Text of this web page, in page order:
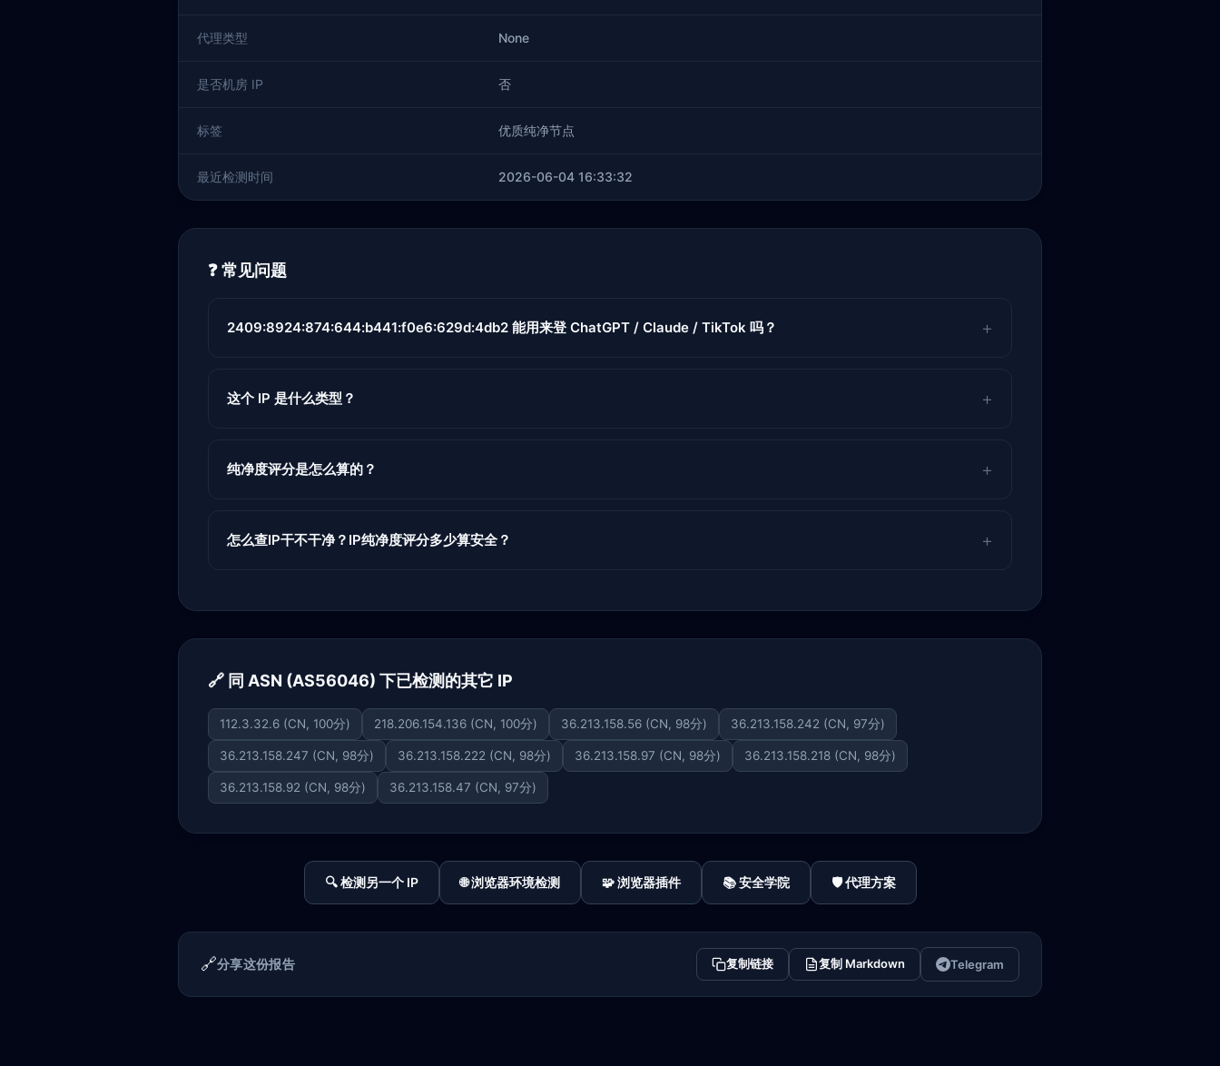
代理类型 None
是否机房 IP 否
标签 优质纯净节点
最近检测时间 2026-06-04 16:33:32
❓ 常见问题
2409:8924:874:644:b441:f0e6:629d:4db2 能用来登 ChatGPT / Claude / TikTok 吗？
这个 IP 是什么类型？
纯净度评分是怎么算的？
怎么查IP干不干净？IP纯净度评分多少算安全？
🔗 同 ASN (AS56046) 下已检测的其它 IP
112.3.32.6 (CN, 100分) 218.206.154.136 (CN, 100分) 36.213.158.56 (CN, 98分) 36.213.158.242 (CN, 97分)
36.213.158.247 (CN, 98分) 36.213.158.222 (CN, 98分) 36.213.158.97 (CN, 98分) 36.213.158.218 (CN, 98分)
36.213.158.92 (CN, 98分) 36.213.158.47 (CN, 97分)
🔍 检测另一个 IP 🌐 浏览器环境检测 🧩 浏览器插件 📚 安全学院 🛡️ 代理方案
🔗分享这份报告 复制链接 复制 Markdown Telegram